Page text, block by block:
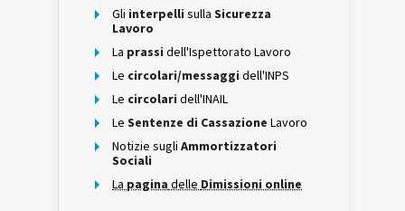
Gli interpelli sulla Sicurezza
Lavoro
La prassi dell'Ispettorato Lavoro
Le circolari/messaggi dell'INPS
Le circolari dell'INAIL
Le Sentenze di Cassazione Lavoro
Notizie sugli Ammortizzatori
Sociali
La pagina delle Dimissioni online